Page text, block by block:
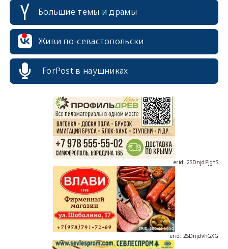
Большие темы и драмы
Живи по-севастопольски
ForPost в наушниках
erid: 2SDnjdvhGXG